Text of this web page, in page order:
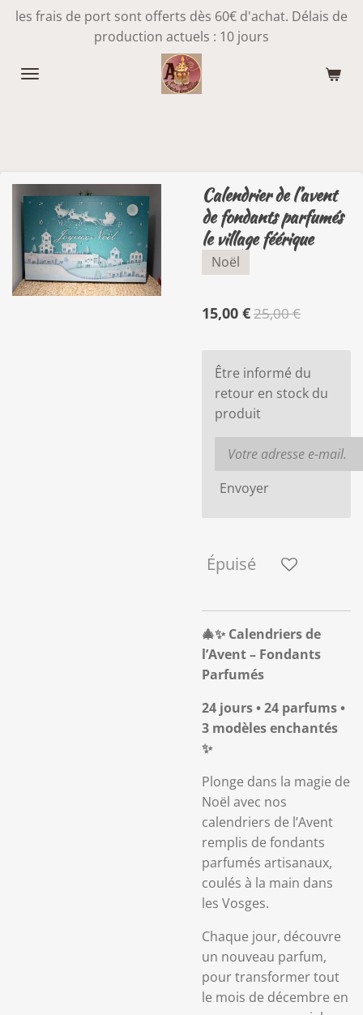
Passer
principal
les frais de port sont offerts dès 60€ d'achat. Délais de
production actuels : 10 jours
Calendrier de l’avent
de fondants parfumés
le village féérique
Noël
15,00 €25,00 €
Être informé du
retour en stock du
produit
Envoyer
Épuisé
🎄✨ Calendriers de
l’Avent – Fondants
Parfumés
24 jours • 24 parfums •
3 modèles enchantés
✨
Plonge dans la magie de
Noël avec nos
calendriers de l’Avent
remplis de fondants
parfumés artisanaux,
coulés à la main dans
les Vosges.
Chaque jour, découvre
un nouveau parfum,
pour transformer tout
le mois de décembre en